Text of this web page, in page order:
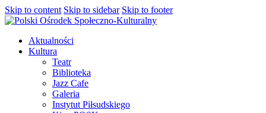
Skip to content Skip to sidebar Skip to footer
Aktualności
Kultura
Teatr
Biblioteka
Jazz Cafe
Galeria
Instytut Piłsudskiego